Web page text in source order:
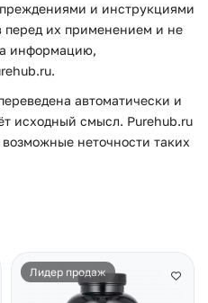
и инструкциями
перед их применением и не
информацию,
автоматически и
исходный смысл. Purehub.ru
возможные неточности таких
Лидер продаж